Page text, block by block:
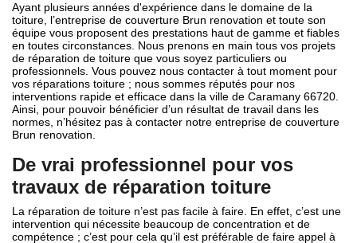
Ayant plusieurs années d'expérience dans le domaine de la
toiture, l’entreprise de couverture Brun renovation et toute son
équipe vous proposent des prestations haut de gamme et fiables
en toutes circonstances. Nous prenons en main tous vos projets
de réparation de toiture que vous soyez particuliers ou
professionnels. Vous pouvez nous contacter à tout moment pour
vos réparations toiture ; nous sommes réputés pour nos
interventions rapide et efficace dans la ville de Caramany 66720.
Ainsi, pour pouvoir bénéficier d’un résultat de travail dans les
normes, n’hésitez pas à contacter notre entreprise de couverture
Brun renovation.
De vrai professionnel pour vos
travaux de réparation toiture
La réparation de toiture n’est pas facile à faire. En effet, c’est une
intervention qui nécessite beaucoup de concentration et de
compétence ; c’est pour cela qu’il est préférable de faire appel à